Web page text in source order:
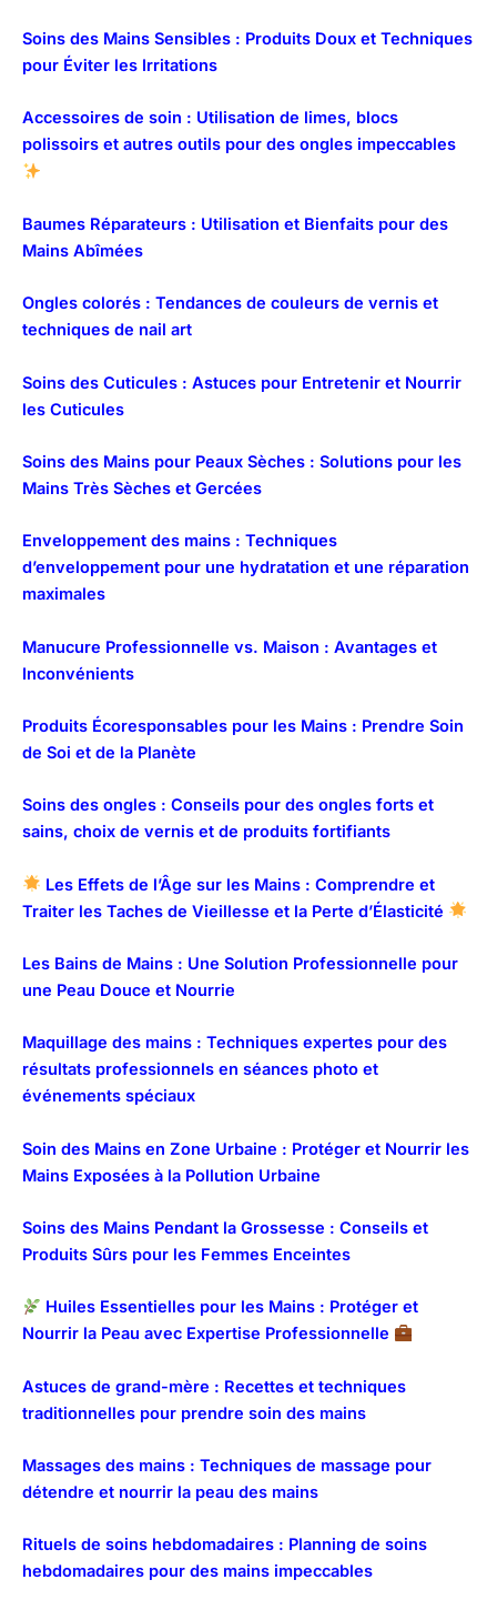
Soins des Mains Sensibles : Produits Doux et Techniques
pour Éviter les Irritations
Accessoires de soin : Utilisation de limes, blocs
polissoirs et autres outils pour des ongles impeccables
Baumes Réparateurs : Utilisation et Bienfaits pour des
Mains Abîmées
Ongles colorés : Tendances de couleurs de vernis et
techniques de nail art
Soins des Cuticules : Astuces pour Entretenir et Nourrir
les Cuticules
Soins des Mains pour Peaux Sèches : Solutions pour les
Mains Très Sèches et Gercées
Enveloppement des mains : Techniques
d’enveloppement pour une hydratation et une réparation
maximales
Manucure Professionnelle vs. Maison : Avantages et
Inconvénients
Produits Écoresponsables pour les Mains : Prendre Soin
de Soi et de la Planète
Soins des ongles : Conseils pour des ongles forts et
sains, choix de vernis et de produits fortifiants
Les Effets de l’Âge sur les Mains : Comprendre et
Traiter les Taches de Vieillesse et la Perte d’Élasticité
Les Bains de Mains : Une Solution Professionnelle pour
une Peau Douce et Nourrie
Maquillage des mains : Techniques expertes pour des
résultats professionnels en séances photo et
événements spéciaux
Soin des Mains en Zone Urbaine : Protéger et Nourrir les
Mains Exposées à la Pollution Urbaine
Soins des Mains Pendant la Grossesse : Conseils et
Produits Sûrs pour les Femmes Enceintes
Huiles Essentielles pour les Mains : Protéger et
Nourrir la Peau avec Expertise Professionnelle
Astuces de grand-mère : Recettes et techniques
traditionnelles pour prendre soin des mains
Massages des mains : Techniques de massage pour
détendre et nourrir la peau des mains
Rituels de soins hebdomadaires : Planning de soins
hebdomadaires pour des mains impeccables